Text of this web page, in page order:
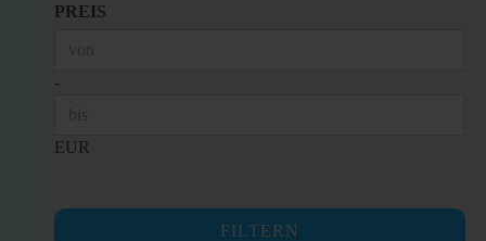
PREIS
PREIS
-
EUR
FILTERN